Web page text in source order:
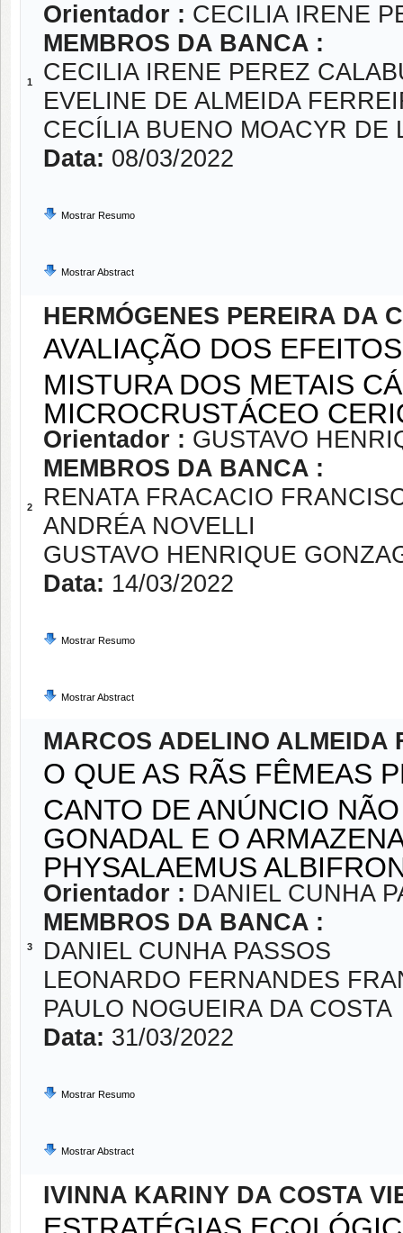
1
Orientador : CECILIA IRENE
MEMBROS DA BANCA :
CECILIA IRENE PEREZ
EVELINE DE ALMEIDA
CECÍLIA BUENO MOACYR DE
Data: 08/03/2022
Mostrar Resumo
Mostrar Abstract
2
HERMÓGENES PEREIRA DA
AVALIAÇÃO DOS
MISTURA DOS METAIS
MICROCRUSTÁCEO
Orientador : GUSTAVO
MEMBROS DA BANCA :
RENATA FRACACIO
ANDRÉA NOVELLI
GUSTAVO HENRIQUE
Data: 14/03/2022
Mostrar Resumo
Mostrar Abstract
3
MARCOS ADELINO ALMEIDA
O QUE AS RÃS FÊMEAS
CANTO DE ANÚNCIO
GONADAL E O
PHYSALAEMUS
Orientador : DANIEL CUNHA
MEMBROS DA BANCA :
DANIEL CUNHA PASSOS
LEONARDO FERNANDES
PAULO NOGUEIRA DA COSTA
Data: 31/03/2022
Mostrar Resumo
Mostrar Abstract
IVINNA KARINY DA COSTA